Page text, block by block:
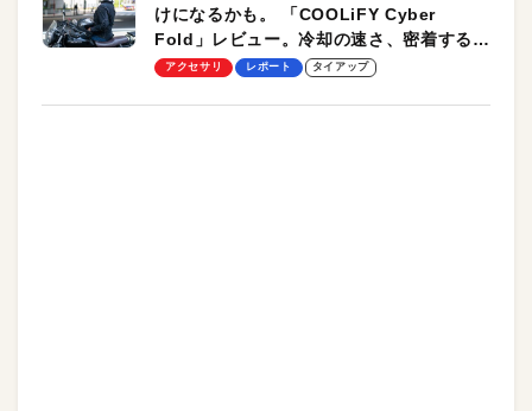
けになるかも。 「COOLiFY Cyber
Fold」レビュー。冷却の速さ、密着する冷
却プレート、シンプルな操作性がグッド！
アクセサリ レポート タイアップ